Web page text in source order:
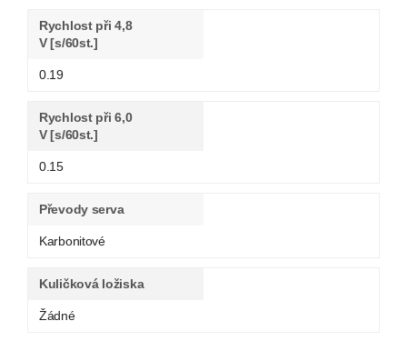
Rychlost při 4,8
V [s/60st.]
0.19
Rychlost při 6,0
V [s/60st.]
0.15
Převody serva
Karbonitové
Kuličková ložiska
Žádné